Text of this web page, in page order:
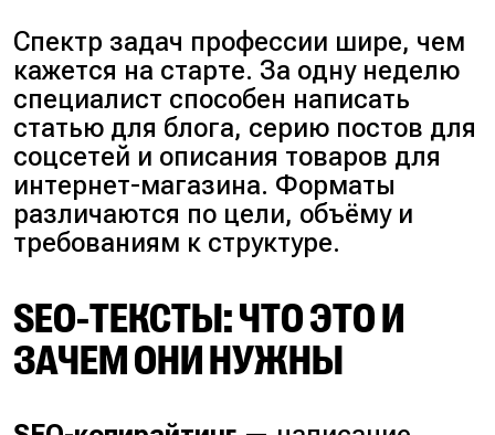
Спектр задач профессии шире, чем
кажется на старте. За одну неделю
специалист способен написать
статью для блога, серию постов для
соцсетей и описания товаров для
интернет-магазина. Форматы
различаются по цели, объёму и
требованиям к структуре.
SEO-ТЕКСТЫ: ЧТО ЭТО И
ЗАЧЕМ ОНИ НУЖНЫ